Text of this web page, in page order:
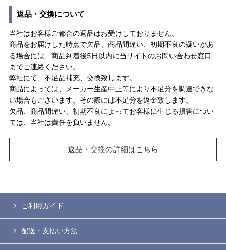
返品・交換について
当社はお客様ご都合の返品はお受けしておりません。
商品をお届けした時点で欠品、商品間違い、初期不良の疑いがあ
る場合には、商品到着後5日以内に当サイトのお問い合わせ窓口
までご連絡ください。
弊社にて、不足品補充、交換致します。
商品によっては、メーカー生産中止等により不足分を調達できな
い場合もございます。その際には不足分を返金致します。
欠品、商品間違い、初期不良によってお客様に生じる損害につい
ては、当社は責任を負いません。
返品・交換の詳細はこちら
ご利用ガイド
配送・支払い方法